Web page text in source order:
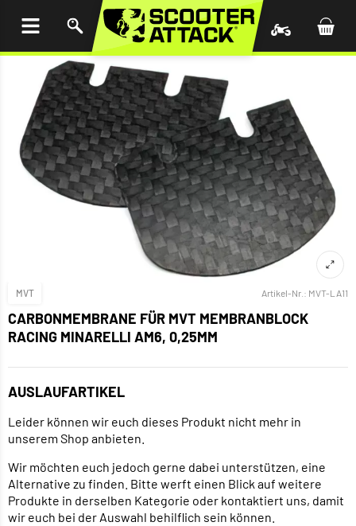
MVT Artikel-Nr.: MVT-LA11
CARBONMEMBRANE FÜR MVT MEMBRANBLOCK
RACING MINARELLI AM6, 0,25MM
AUSLAUFARTIKEL
Leider können wir euch dieses Produkt nicht mehr in
unserem Shop anbieten.
Wir möchten euch jedoch gerne dabei unterstützen, eine
Alternative zu finden. Bitte werft einen Blick auf weitere
Produkte in derselben Kategorie oder kontaktiert uns, damit
wir euch bei der Auswahl behilflich sein können.